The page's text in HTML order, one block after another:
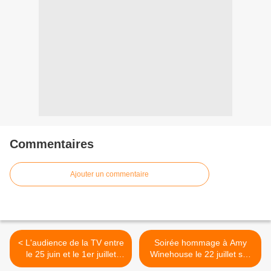
Commentaires
Ajouter un commentaire
< L'audience de la TV entre
le 25 juin et le 1er juillet
2012
Soirée hommage à Amy
Winehouse le 22 juillet sur
Direct Star >